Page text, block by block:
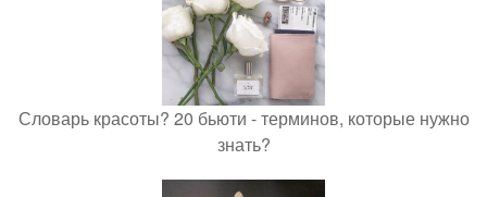
Словарь красоты? 20 бьюти - терминов, которые нужно
знать?